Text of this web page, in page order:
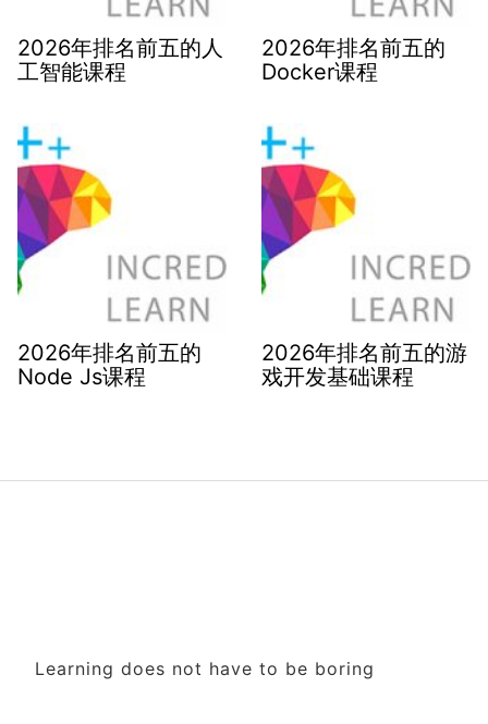
2026年排名前五的人
工智能课程
2026年排名前五的
Docker课程
2026年排名前五的
Node Js课程
2026年排名前五的游
戏开发基础课程
Learning does not have to be boring